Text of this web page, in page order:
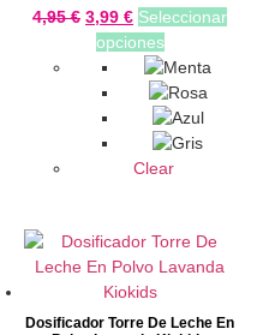
4,95€ 3,99 € Seleccionar
opciones
Clear
Dosificador Torre De Leche En